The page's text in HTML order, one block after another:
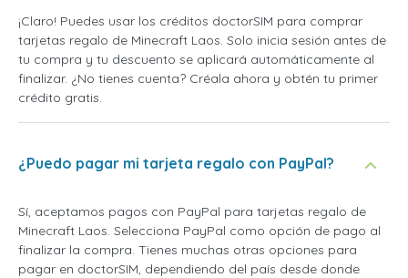
¡Claro! Puedes usar los créditos doctorSIM para comprar
tarjetas regalo de Minecraft Laos. Solo inicia sesión antes de
tu compra y tu descuento se aplicará automáticamente al
finalizar. ¿No tienes cuenta? Créala ahora y obtén tu primer
crédito gratis.
¿Puedo pagar mi tarjeta regalo con PayPal?
Sí, aceptamos pagos con PayPal para tarjetas regalo de
Minecraft Laos. Selecciona PayPal como opción de pago al
finalizar la compra. Tienes muchas otras opciones para
pagar en doctorSIM, dependiendo del país desde donde